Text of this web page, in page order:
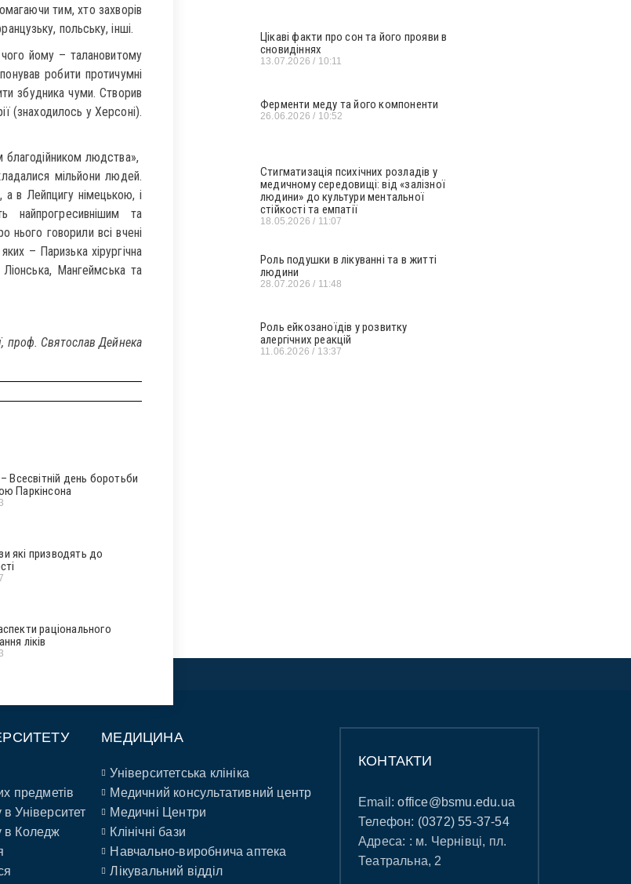
тим, хто захворів
польську, інші.
чого йому – талановитому
робити протичумні
збудника чуми. Створив
(знаходилось у Херсоні).
благодійником людства»,
мільйони людей.
в Лейпцигу німецькою, і
та
нього говорили всі вчені
– Паризька хірургічна
Мангеймська та
проф. Святослав Дейнека
Всесвітній день боротьби
Паркінсона
які призводять до
раціонального
ліків
Цікаві факти про сон та його прояви в
сновидіннях
13.07.2026 10:11
Ферменти меду та його компоненти
26.06.2026 10:52
Стигматизація психічних розладів у
медичному середовищі: від «залізної
людини» до культури ментальної
стійкості та емпатії
18.05.2026 11:07
Роль подушки в лікуванні та в житті
людини
28.07.2026 11:48
Роль ейкозаноїдів у розвитку
алергічних реакцій
11.06.2026 13:37
предметів
Університет
в Коледж
МЕДИЦИНА
Університетська клініка
Медичний консультативний центр
Медичні Центри
Клінічні бази
Навчально-виробнича аптека
Лікувальний відділ
КОНТАКТИ
Email:office@bsmu.edu.ua
Телефон: (0372) 55-37-54
Адреса: : м. Чернівці, пл.
Театральна, 2